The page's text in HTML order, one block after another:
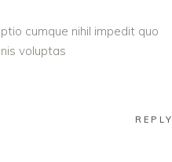
cumque nihil impedit quo
voluptas
REPLY